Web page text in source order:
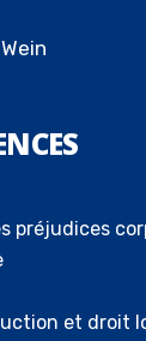
préjudices
et droit